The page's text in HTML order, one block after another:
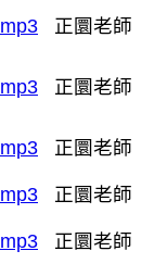
mp3 正圜老師
mp3 正圜老師
mp3 正圜老師
mp3 正圜老師
mp3 正圜老師